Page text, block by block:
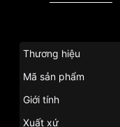
Thương hiệu
Mã sản phẩm
Giới tính
Xuất xứ